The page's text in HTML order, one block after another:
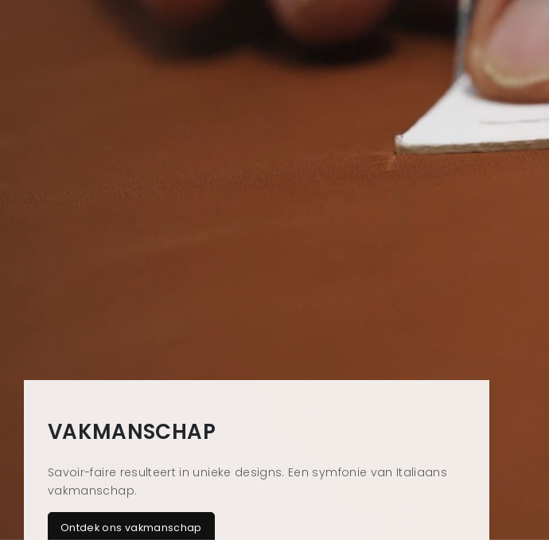
VAKMANSCHAP
Savoir-faire resulteert in unieke designs. Een symfonie van Italiaans
vakmanschap.
Ontdek ons vakmanschap